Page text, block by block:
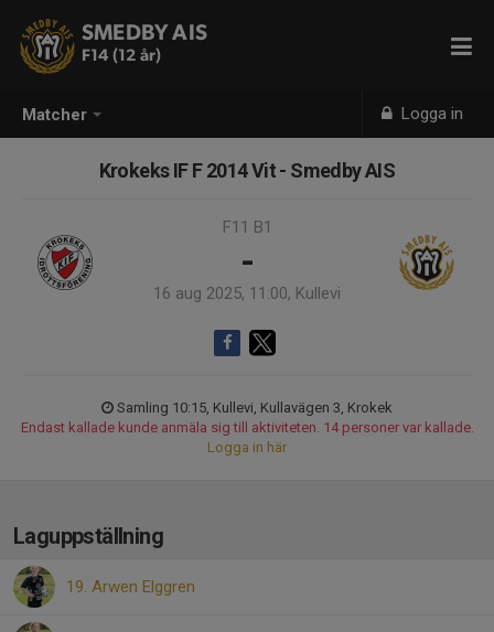
Matcher Logga in
SMEDBY AIS
F14 (12 år)
Krokeks IF F 2014 Vit - Smedby AIS
F11 B1
-
16 aug 2025, 11:00, Kullevi
Samling 10:15, Kullevi, Kullavägen 3, Krokek
Endast kallade kunde anmäla sig till aktiviteten. 14 personer var kallade.
Logga in här
Laguppställning
19. Arwen Elggren